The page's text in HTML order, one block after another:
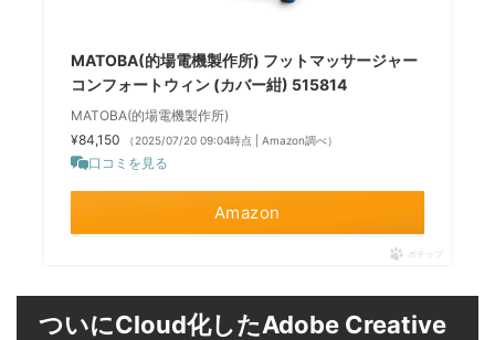
MATOBA(的場電機製作所) フットマッサージャー
コンフォートウィン (カバー紺) 515814
MATOBA(的場電機製作所)
¥84,150
（2025/07/20 09:04時点 | Amazon調べ）
口コミを見る
Amazon
ポチップ
ついにCloud化したAdobe Creative